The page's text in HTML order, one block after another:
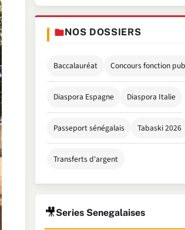
NOS DOSSIERS
Baccalauréat Concours fonction
Diaspora Espagne Diaspora Italie
Passeport sénégalais Tabaski 2026
Transferts d'argent
🎥Series Senegalaises